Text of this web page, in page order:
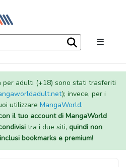
per adulti (+18) sono stati trasferiti
); invece, per i
utilizzare MangaWorld.
il tuo account di MangaWorld
tra i due siti, quindi non
bookmarks e premium!